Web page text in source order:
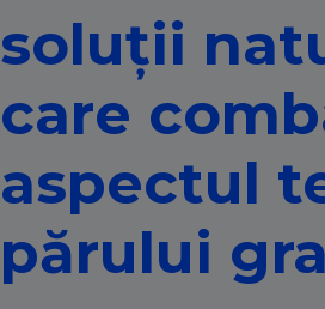
soluţii
care
aspectul
părului